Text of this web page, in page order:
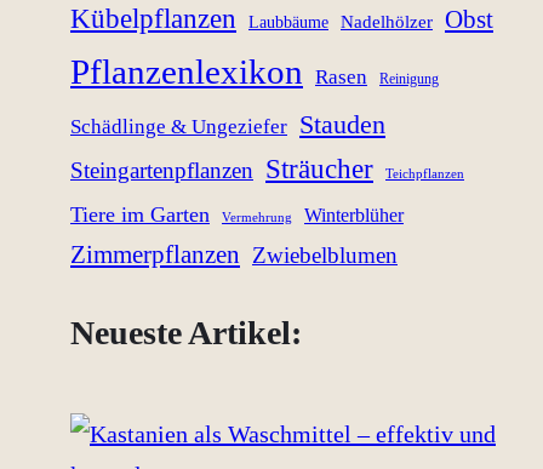
Kübelpflanzen Laubbäume Nadelhölzer Obst
Pflanzenlexikon Rasen Reinigung
Schädlinge & Ungeziefer Stauden
Steingartenpflanzen Sträucher Teichpflanzen
Tiere im Garten Vermehrung Winterblüher
Zimmerpflanzen Zwiebelblumen
Neueste Artikel: